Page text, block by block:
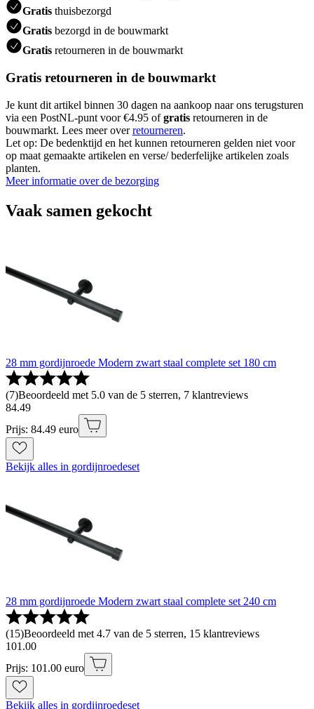
Gratis thuisbezorgd
Gratis bezorgd in de bouwmarkt
Gratis retourneren in de bouwmarkt
Gratis retourneren in de bouwmarkt
Je kunt dit artikel binnen 30 dagen na aankoop naar ons terugsturen
via een PostNL-punt voor €4.95 ofgratis retourneren in de
bouwmarkt. Lees meer overretourneren.
Let op: De bedenktijd en het kunnen retourneren gelden niet voor
op maat gemaakte artikelen en verse/ bederfelijke artikelen zoals
planten.
Meer informatie over de bezorging
Vaak samen gekocht
28 mm gordijnroede Modern zwart staal complete set 180 cm
(7)Beoordeeld met 5.0 van de 5 sterren, 7 klantreviews
84.49
Prijs: 84.49 euro
Bekijk alles in gordijnroedeset
28 mm gordijnroede Modern zwart staal complete set 240 cm
(15)Beoordeeld met 4.7 van de 5 sterren, 15 klantreviews
101 .00
Prijs: 101.00 euro
Bekijk alles in gordijnroedeset